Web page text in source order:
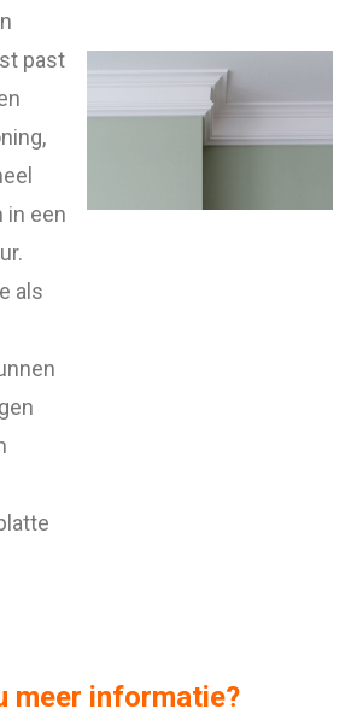
past
in een
als
meer informatie?